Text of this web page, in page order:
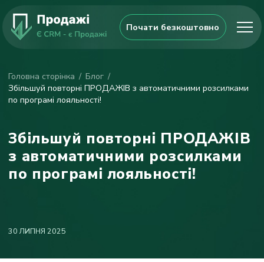
Почати безкоштовно
Головна сторінка
Блог
Збільшуй повторні ПРОДАЖІВ з автоматичними розсилками
по програмі лояльності!
Збільшуй повторні ПРОДАЖІВ
з автоматичними розсилками
по програмі лояльності!
30 ЛИПНЯ 2025